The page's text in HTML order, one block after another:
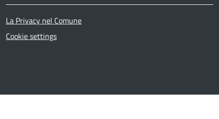
Useful links section
La Privacy nel Comune
PRIVACY